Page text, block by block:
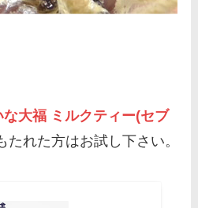
大福 ミルクティー(セブ
たれた方はお試し下さい。